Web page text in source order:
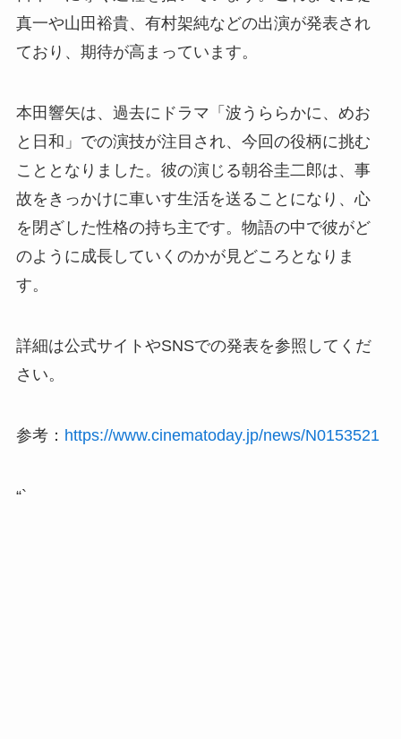
真一や山田裕貴、有村架純などの出演が発表され
ており、期待が高まっています。
本田響矢は、過去にドラマ「波うららかに、めお
と日和」での演技が注目され、今回の役柄に挑む
こととなりました。彼の演じる朝谷圭二郎は、事
故をきっかけに車いす生活を送ることになり、心
を閉ざした性格の持ち主です。物語の中で彼がど
のように成長していくのかが見どころとなりま
す。
詳細は公式サイトやSNSでの発表を参照してくだ
さい。
参考： https://www.cinematoday.jp/news/N0153521
“`